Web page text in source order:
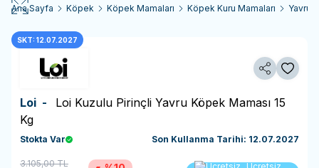
Ana Sayfa Köpek Köpek Mamaları Köpek Kuru Mamaları Yavru
SKT: 12.07.2027
Paylaş
Loi - Loi Kuzulu Pirinçli Yavru Köpek Maması 15
Kg
Stokta Var Son Kullanma Tarihi: 12.07.2027
3.105,00TL